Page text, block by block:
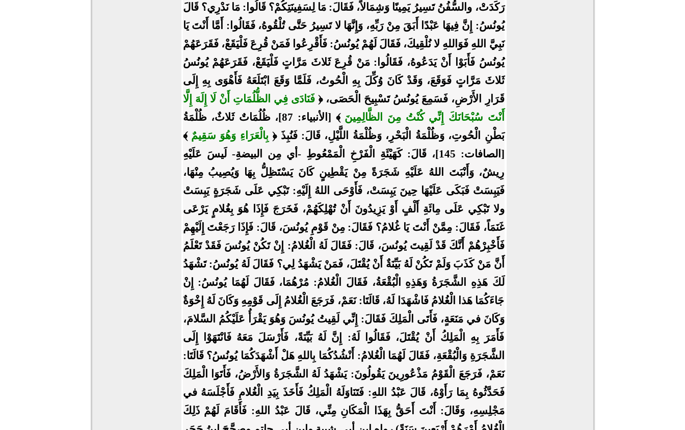
‌رَكَدَتْ، والسُّفُنُ تَسِيرُ يَمِينًا وَشِمَالاً، فَقَالَ: مَا لِسَفِينَتِكُمْ؟ قَالُوا: مَا نَدْرِي؟ قَالَ
يُونُسُ: إِنَّ فِيهَا عَبْدًا أَبَقَ مِنْ رَبِّهِ، وَإِنَّهَا لا تَسِيرُ حَتَّى تُلْقُوهُ، فَقَالُوا: أَمَّا أَنْتَ يَا
نَبِيَّ اللهِ فَوَاللهِ لا نُلْقِيكَ، فَقَالَ لَهُمْ يُونُسُ: فَأَقْرِعُوا فَمَنْ قُرِعَ فَلْيَقَعْ، فَقَرَعَهُمْ
يُونُسُ فَأَبَوْا أَنْ يَدَعُوهُ، فَقَالُوا: مَنْ قُرِعَ ثَلاثَ مَرَّاتٍ فَلْيَقَعْ، فَقَرَعَهُمْ يُونُسُ
ثَلاثَ مَرَّاتٍ فَوَقَعَ، وَقَدْ كَانَ وُكِّلَ بِهِ الْحُوتُ، فَلَمَّا وَقَعَ ابْتَلَعَهُ فَأَهْوَى بِهِ إِلَى
قَرَارِ الأَرْضِ، فَسَمِعَ يُونُسُ تَسْبِيحَ الْحَصَى،﴿فَنَادَى فِي الظُّلُمَاتِ أَنْ لَا إِلَهَ إِلَّا
أَنْتَ سُبْحَانَكَ إِنِّي كُنْتُ مِنَ الظَّالِمِينَ﴾ [الأنبياء: 87]،
ظُلُمَاتٌ ثَلاثٌ، ظُلْمَةُ
بَطْنِ الْحُوتِ، وَظُلْمَةُ الْبَحْرِ، وَظُلْمَةُ اللَّيْلِ، قَالَ: فَنُبِذَ﴿ بِالْعَرَاءِ وَهُوَ سَقِيمٌ﴾
[الصافات: 145]،
قَالَ: كَهَيْئَةِ الْفَرْخِ الْمَمْعُوطِ -أي مِن البيضةِ- لَيسَ عَلَيْهِ
رِيشٌ، وَأَنْبَتَ اللهُ عَلَيْهِ شَجَرَةً مِنْ يَقْطِينٍ كَانَ يَسْتَظِلُّ بِهَا وَيُصِيبُ مِنْهَا،
فَيَبِسَتْ فَبَكَى عَلَيْهَا حِينَ يَبِسَتْ، فَأَوْحَى اللهُ إِلَيْهِ: تَبْكِي عَلَى شَجَرَةٍ يَبِسَتْ
ولا تَبْكِي عَلَى مِائَةِ أَلْفٍ أَوْ يَزِيدُونَ أَنْ تُهْلِكَهُمْ، فَخَرَجَ فَإِذَا هُوَ بِغُلامٍ يَرْعَى
غَنَمَاً، فَقَالَ: مِمَّنْ أَنْتَ يَا غُلامُ؟ فَقَالَ: مِنْ قَوْمِ يُونُسَ، قَالَ: فَإِذَا رَجَعْتَ إِلَيْهِمْ
فَأَخْبِرْهُمْ أَنَّكَ قَدْ لَقِيتَ يُونُسَ، قَالَ: فَقَالَ لَهُ الْغُلامُ: إِنْ تَكُنْ يُونُسَ فَقَدْ تَعْلَمُ
أَنَّ مَنْ كَذَبَ وَلَمْ تَكُنْ لَهُ بَيِّنَةٌ أَنْ يُقْتَلَ، فَمَنْ يَشْهَدُ لِي؟ فَقَالَ لَهُ يُونُسُ: تَشْهَدُ
لَكَ هَذِهِ الشَّجَرَةُ وَهَذِهِ الْبُقْعَةُ، فَقَالَ الْغُلامُ: مُرْهُمَا، فَقَالَ لَهُمَا يُونُسُ: إِنْ
جَاءَكُمَا هَذا الْغُلامُ فَاشْهَدَا لَهُ، قَالَتَا: نَعَمْ، فَرَجَعَ الْغُلامُ إِلَى قَوْمِهِ وَكَانَ لَهُ إِخْوَةٌ
وَكَانَ في مَنَعَةٍ، فَأَتَى الْمَلِكَ فَقَالَ: إِنِّي لَقِيتُ يُونُسَ وَهُوَ يَقْرَأُ عَلَيْكُمُ السَّلامَ،
فَأَمَرَ بِهِ الْمَلِكُ أَنْ يُقْتَلَ، فَقَالُوا لَهُ: إِنَّ لَهُ بَيِّنَةً، فَأَرْسَلَ مَعَهُ فَانْتَهَوْا إِلَى
الشَّجَرَةِ وَالْبُقْعَةِ، فَقَالَ لَهُمَا الْغُلامُ: أَنْشُدُكُمَا بِاللهِ هَلْ أَشْهَدَكُمَا يُونُسُ؟ قَالَتَا:
نَعَمْ، فَرَجَعَ الْقَوْمُ مَذْعُورِينَ يَقُولُونَ: يَشْهَدُ لَهُ الشَّجَرَةُ وَالأَرْضُ، فَأَتَوَا الْمَلِكَ
فَحَدَّثُوهُ بِمَا رَأَوْهُ، قَالَ عَبْدُ اللهِ: فَتَنَاوَلَهُ الْمَلِكُ فَأَخَذَ بِيَدِ الْغُلامِ فَأَجْلَسَهُ في
مَجْلِسِهِ، وَقَالَ: أَنْتَ أَحَقُّ بِهَذَا الْمَكَانِ مِنِّي، قَالَ عَبْدُ اللهِ: فَأَقَامَ لَهُمْ ذَلِكَ